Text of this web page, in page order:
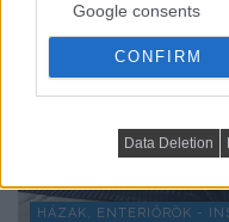
Google consents
CONFIRM
Data Deletion
HÁZAK, ENTERIŐRÖK -